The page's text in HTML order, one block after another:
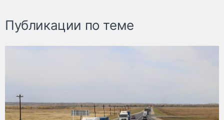
Публикации по теме